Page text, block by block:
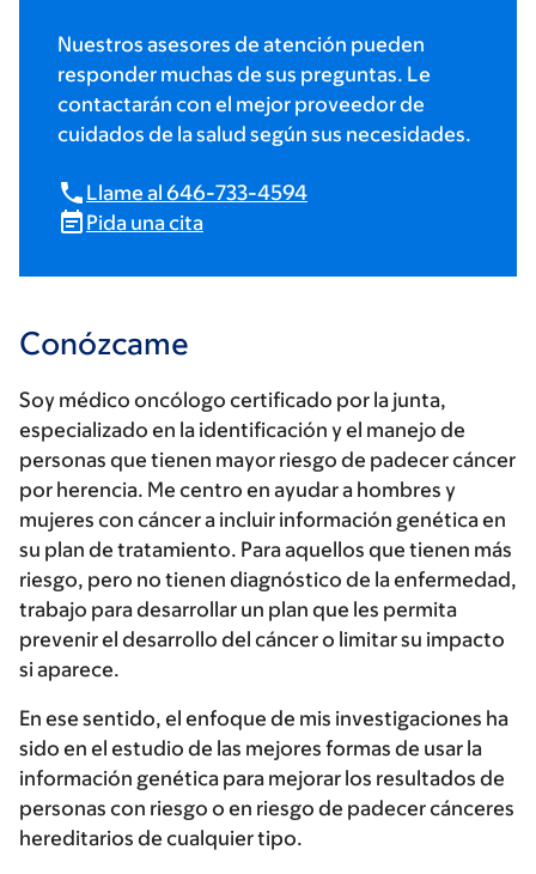
Nuestros asesores de atención pueden
responder muchas de sus preguntas. Le
contactarán con el mejor proveedor de
cuidados de la salud según sus necesidades.
Llame al 646-733-4594
Pida una cita
Conózcame
Soy médico oncólogo certificado por la junta,
especializado en la identificación y el manejo de
personas que tienen mayor riesgo de padecer cáncer
por herencia. Me centro en ayudar a hombres y
mujeres con cáncer a incluir información genética en
su plan de tratamiento. Para aquellos que tienen más
riesgo, pero no tienen diagnóstico de la enfermedad,
trabajo para desarrollar un plan que les permita
prevenir el desarrollo del cáncer o limitar su impacto
si aparece.
En ese sentido, el enfoque de mis investigaciones ha
sido en el estudio de las mejores formas de usar la
información genética para mejorar los resultados de
personas con riesgo o en riesgo de padecer cánceres
hereditarios de cualquier tipo.